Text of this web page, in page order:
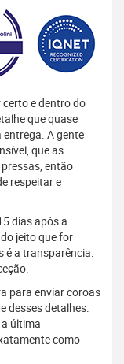
e dentro do
que quase
entrega. A gente
que as
então
respeitar e
dias após a
jeito que for
é a transparência:
para enviar coroas
desses detalhes.
última
como